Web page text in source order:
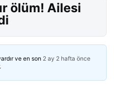
ölüm! Ailesi
ve en son 2 ay 2 hafta önce